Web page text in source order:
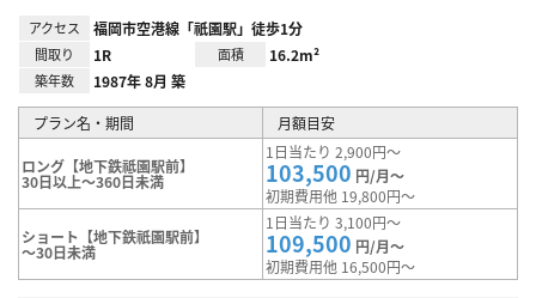
アクセス 福岡市空港線「祇園駅」徒歩1分
間取り 1R 面積 16.2m²
築年数 1987年 8月 築
プラン名・期間 月額目安
ロング【地下鉄祗園駅前】
30日以上～360日未満
1日当たり 2,900円～
103,500 円/月～
初期費用他 19,800円～
ショート【地下鉄祇園駅前】
～30日未満
1日当たり 3,100円～
109,500 円/月～
初期費用他 16,500円～